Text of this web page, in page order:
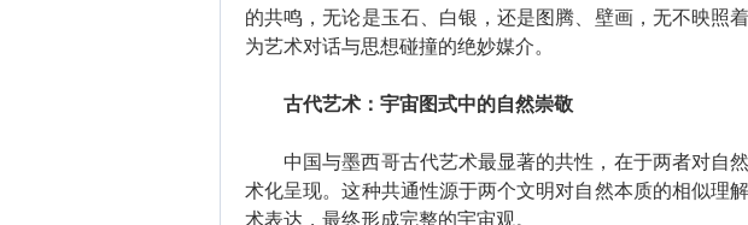
的共鸣，无论是玉石、白银，还是图腾、壁画，无不映照
为艺术对话与思想碰撞的绝妙媒介。
古代艺术：宇宙图式中的自然崇敬
中国与墨西哥古代艺术最显著的共性，在于两者对自
术化呈现。这种共通性源于两个文明对自然本质的相似理
术表达，最终形成完整的宇宙观。